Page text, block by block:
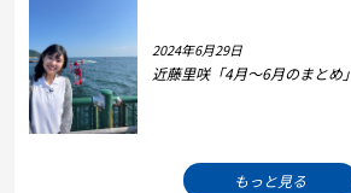
2024年6月29日
近藤里咲「4月～6月のまとめ」
もっと見る